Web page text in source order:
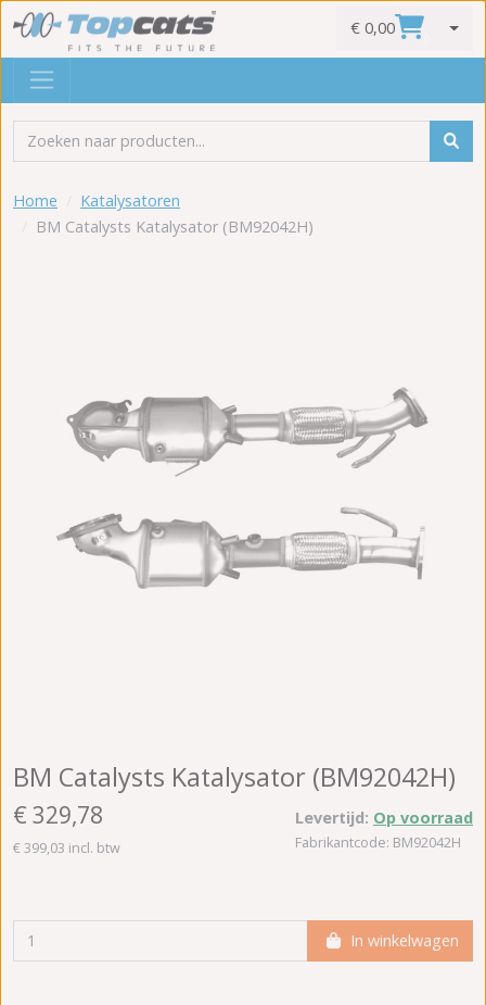
€ 0,00
Home
Katalysatoren
BM Catalysts Katalysator (BM92042H)
BM Catalysts Katalysator (BM92042H)
€ 329,78
€ 399,03 incl. btw
Levertijd: Op voorraad
Fabrikantcode: BM92042H
In winkelwagen